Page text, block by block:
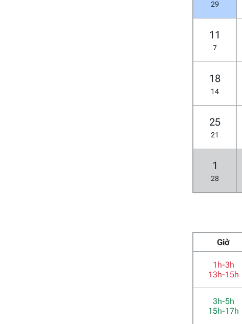
29
11
7
18
14
25
21
1
28
Giờ
1h-3h
13h-15h
3h-5h
15h-17h